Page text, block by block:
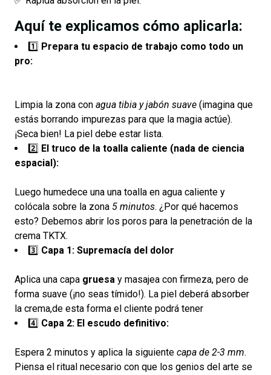
Aquí te explicamos cómo aplicarla:
1️⃣ Prepara tu espacio de trabajo como todo un
pro:
Limpia la zona con agua tibia y jabón suave (imagina que
estás borrando impurezas para que la magia actúe).
¡Seca bien! La piel debe estar lista.
2️⃣ El truco de la toalla caliente (nada de ciencia
espacial):
Luego humedece una una toalla en agua caliente y
colócala sobre la zona 5 minutos. ¿Por qué hacemos
esto? Debemos abrir los poros para la penetración de la
crema TKTX.
3️⃣ Capa 1: Supremacía del dolor
Aplica una capa gruesa y masajea con firmeza, pero de
forma suave (¡no seas tímido!). La piel deberá absorber
la crema,de esta forma el cliente podrá tener
4️⃣ Capa 2: El escudo definitivo:
Espera 2 minutos y aplica la siguiente capa de 2-3 mm.
Piensa el ritual necesario con que los genios del arte se